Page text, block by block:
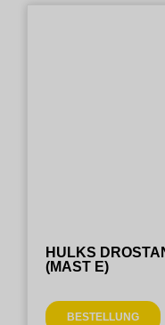
HULKS
(MAST E)
BESTELLUNG